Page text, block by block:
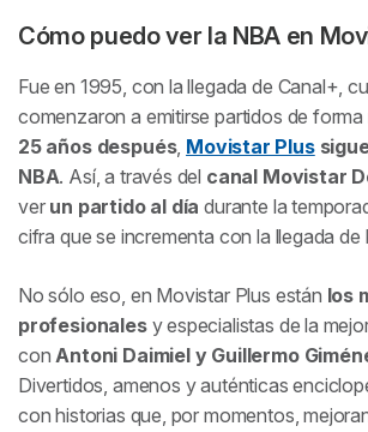
Cómo puedo ver la NBA en
Fue en 1995, con la llegada de Canal+,
comenzaron a emitirse partidos de forma
25 años después, Movistar Plus
NBA. Así, a través del canal Movistar
ver un partido al día durante la
cifra que se incrementa con la llegada de
No sólo eso, en Movistar Plus están los
profesionalesy especialistas de la
conAntoni Daimiel y Guillermo
Divertidos, amenos y auténticas
con historias que, por momentos,